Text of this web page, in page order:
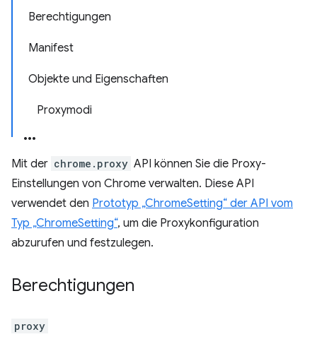
Berechtigungen
Manifest
Objekte und Eigenschaften
Proxymodi
Mit der chrome.proxy API können Sie die Proxy-
Einstellungen von Chrome verwalten. Diese API
verwendet den Prototyp „ChromeSetting“ der API vom
Typ „ChromeSetting“, um die Proxykonfiguration
abzurufen und festzulegen.
Berechtigungen
proxy